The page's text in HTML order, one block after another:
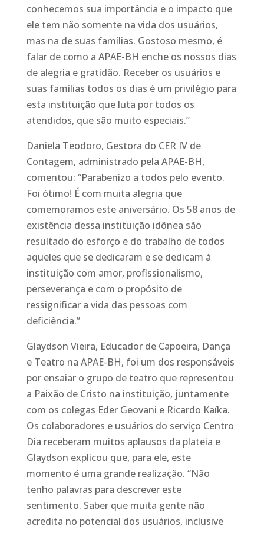
conhecemos sua importância e o impacto que
ele tem não somente na vida dos usuários,
mas na de suas famílias. Gostoso mesmo, é
falar de como a APAE-BH enche os nossos dias
de alegria e gratidão. Receber os usuários e
suas famílias todos os dias é um privilégio para
esta instituição que luta por todos os
atendidos, que são muito especiais.”
Daniela Teodoro, Gestora do CER IV de
Contagem, administrado pela APAE-BH,
comentou: “Parabenizo a todos pelo evento.
Foi ótimo! É com muita alegria que
comemoramos este aniversário. Os 58 anos de
existência dessa instituição idônea são
resultado do esforço e do trabalho de todos
aqueles que se dedicaram e se dedicam à
instituição com amor, profissionalismo,
perseverança e com o propósito de
ressignificar a vida das pessoas com
deficiência.”
Glaydson Vieira, Educador de Capoeira, Dança
e Teatro na APAE-BH, foi um dos responsáveis
por ensaiar o grupo de teatro que representou
a Paixão de Cristo na instituição, juntamente
com os colegas Eder Geovani e Ricardo Kaíka.
Os colaboradores e usuários do serviço Centro
Dia receberam muitos aplausos da plateia e
Glaydson explicou que, para ele, este
momento é uma grande realização. “Não
tenho palavras para descrever este
sentimento. Saber que muita gente não
acredita no potencial dos usuários, inclusive